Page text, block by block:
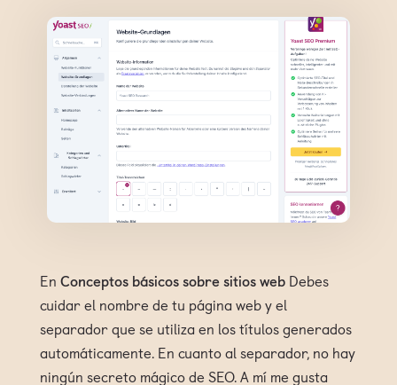
En Conceptos básicos sobre sitios webDebes
cuidar el nombre de tu página web y el
separador que se utiliza en los títulos generados
automáticamente. En cuanto al separador, no hay
ningún secreto mágico de SEO. A mí me gusta